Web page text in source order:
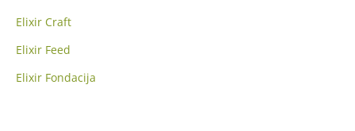
Elixir Craft
Elixir Feed
Elixir Fondacija